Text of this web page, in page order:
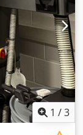
möglich.
1 /3